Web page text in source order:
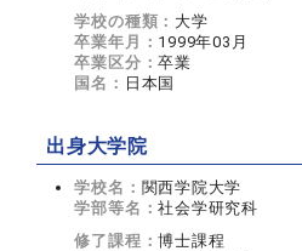
学校の種類： 大学
卒業年月： 1999年03月
卒業区分：卒業
国名： 日本国
出身大学院
学校名： 関西学院大学
学部等名：社会学研究科
修了課程：博士課程